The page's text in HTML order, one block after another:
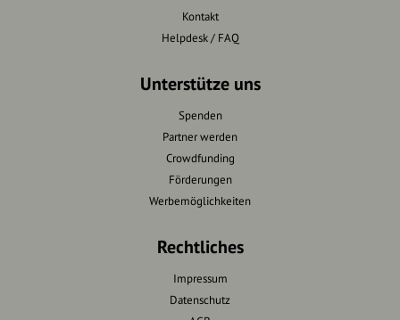
Kontakt
Helpdesk / FAQ
Unterstütze uns
Spenden
Partner werden
Crowdfunding
Förderungen
Werbemöglichkeiten
Rechtliches
Impressum
Datenschutz